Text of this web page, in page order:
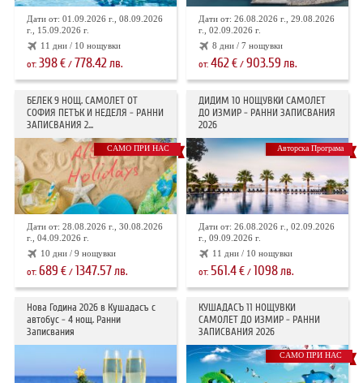
Дати от: 01.09.2026 г., 08.09.2026
г., 15.09.2026 г.
11 дни / 10 нощувки
от: 398€/ 778.42лв.
Дати от: 26.08.2026 г., 29.08.2026
г., 02.09.2026 г.
8 дни / 7 нощувки
от:462€ /903.59 лв.
БЕЛЕК 9 НОЩ. САМОЛЕТ ОТ
СОФИЯ ПЕТЪК И НЕДЕЛЯ - РАННИ
ЗАПИСВАНИЯ 2...
САМО ПРИ НАС
Дати от: 28.08.2026 г., 30.08.2026
г., 04.09.2026 г.
10 дни / 9 нощувки
от: 689 €/ 1347.57лв.
ДИДИМ 10 НОЩУВКИ САМОЛЕТ
ДО ИЗМИР - РАННИ ЗАПИСВАНИЯ
2026
Авторска Програма
Дати от: 26.08.2026 г., 02.09.2026
г., 09.09.2026 г.
11 дни / 10 нощувки
от:561.4€ / 1098лв.
Нова Година 2026 в Кушадасъ с
автобус - 4 нощ. Ранни
Записвания
КУШАДАСЪ 11 НОЩУВКИ
САМОЛЕТ ДО ИЗМИР - РАННИ
ЗАПИСВАНИЯ 2026
САМО ПРИ НАС